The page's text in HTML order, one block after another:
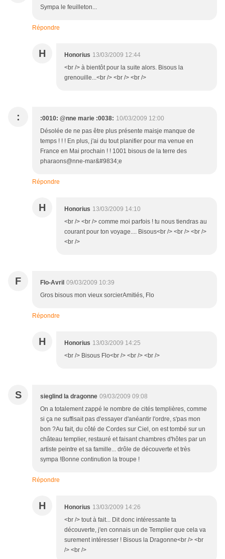
Sympa le feuilleton...
Répondre
H Honorius 13/03/2009 12:44
<br /> à bientôt pour la suite alors. Bisous la
grenouille...<br /> <br /> <br />
: :0010: @nne marie :0038: 10/03/2009 12:00
Désolée de ne pas être plus présente maisje manque de
temps ! ! ! En plus, j'ai du tout planifier pour ma venue en
France en Mai prochain ! ! 1001 bisous de la terre des
pharaons@nne-mar&#9834;e
Répondre
H Honorius 13/03/2009 14:10
<br /> <br /> comme moi parfois ! tu nous tiendras au
courant pour ton voyage.... Bisous<br /> <br /> <br />
<br />
F Flo-Avril 09/03/2009 10:39
Gros bisous mon vieux sorcierAmitiés, Flo
Répondre
H Honorius 13/03/2009 14:25
<br /> Bisous Flo<br /> <br /> <br />
S sieglind la dragonne 09/03/2009 09:08
On a totalement zappé le nombre de cités templières, comme
si ça ne suffisait pas d'essayer d'anéantir l'ordre, s'pas mon
bon ?Au fait, du côté de Cordes sur Ciel, on est tombé sur un
château templier, restauré et faisant chambres d'hôtes par un
artiste peintre et sa famille... drôle de découverte et très
sympa !Bonne continution la troupe !
Répondre
H Honorius 13/03/2009 14:26
<br /> tout à fait... Dit donc intéressante ta
découverte, j'en connais un de Templier que cela va
surement intéresser ! Bisous la Dragonne<br /> <br
/> <br />